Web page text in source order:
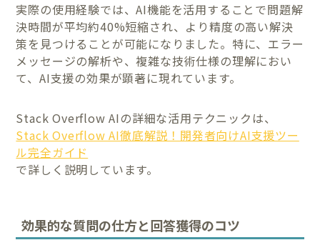
実際の使用経験では、AI機能を活用することで問題解
決時間が平均約40%短縮され、より精度の高い解決
策を見つけることが可能になりました。特に、エラー
メッセージの解析や、複雑な技術仕様の理解におい
て、AI支援の効果が顕著に現れています。
Stack Overflow AIの詳細な活用テクニックは、
Stack Overflow AI徹底解説！開発者向けAI支援ツー
ル完全ガイド
で詳しく説明しています。
効果的な質問の仕方と回答獲得のコツ